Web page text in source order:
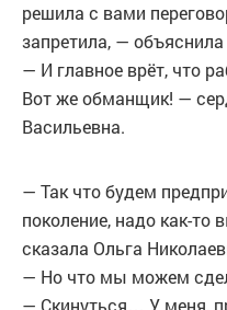
решила с вами
запретила, —
— И главное врёт, что
Вот же обманщик! —
Васильевна.
— Так что будем
поколение, надо как-
сказала Ольга
— Но что мы можем
— Скинуться… У меня,